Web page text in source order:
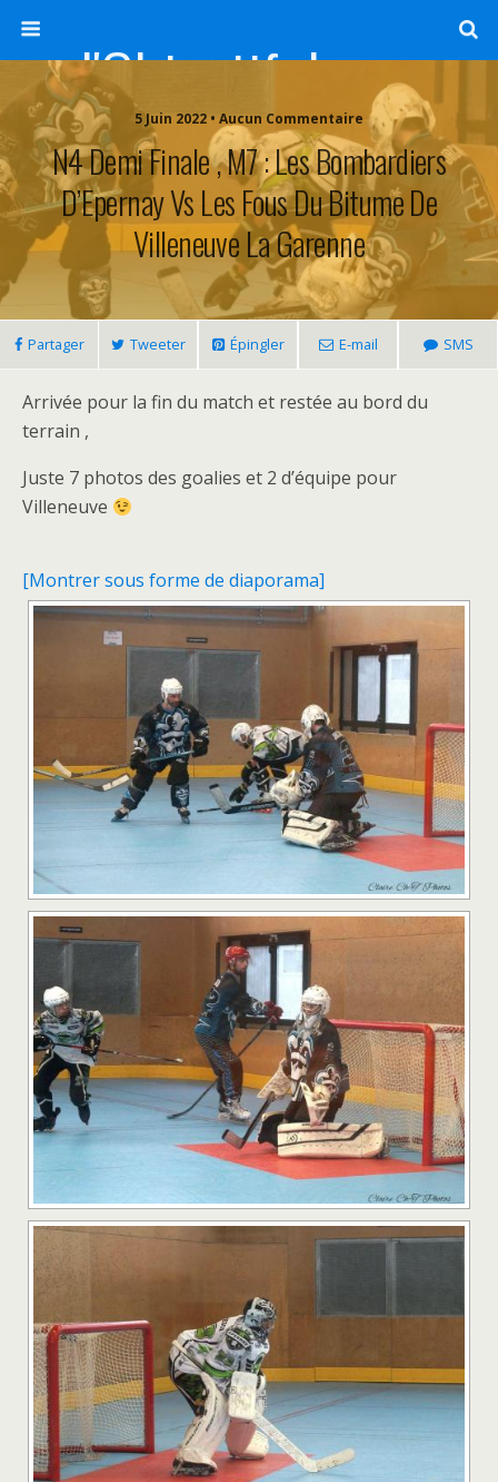
l'Objectif de Clairette
5 Juin 2022 • Aucun Commentaire
N4 Demi Finale , M7 : Les Bombardiers
D’Epernay Vs Les Fous Du Bitume De
Villeneuve La Garenne
Partager Tweeter Épingler E-mail SMS
Arrivée pour la fin du match et restée au bord du
terrain ,
Juste 7 photos des goalies et 2 d’équipe pour
Villeneuve
[Montrer sous forme de diaporama]